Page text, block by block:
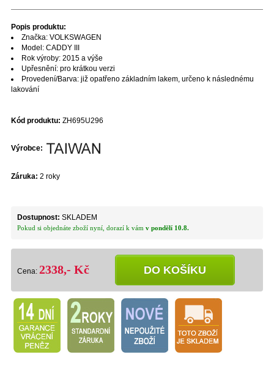
Popis produktu:
Značka: VOLKSWAGEN
Model: CADDY III
Rok výroby: 2015 a výše
Upřesnění: pro krátkou verzi
Provedení/Barva: již opatřeno základním lakem, určeno k následnému
lakování
Kód produktu: ZH695U296
Výrobce:
Záruka: 2 roky
Dostupnost: SKLADEM
Pokud si objednáte zboží nyní, dorazí k vám v pondělí 10.8.
Cena: 2338,- Kč DO KOŠÍKU